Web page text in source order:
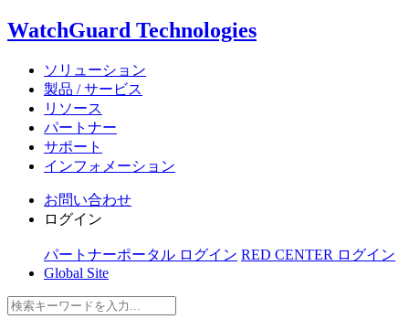
WatchGuard Technologies
ソリューション
製品 / サービス
リソース
パートナー
サポート
インフォメーション
お問い合わせ
ログイン
パートナーポータル ログイン RED CENTER ログイン
Global Site